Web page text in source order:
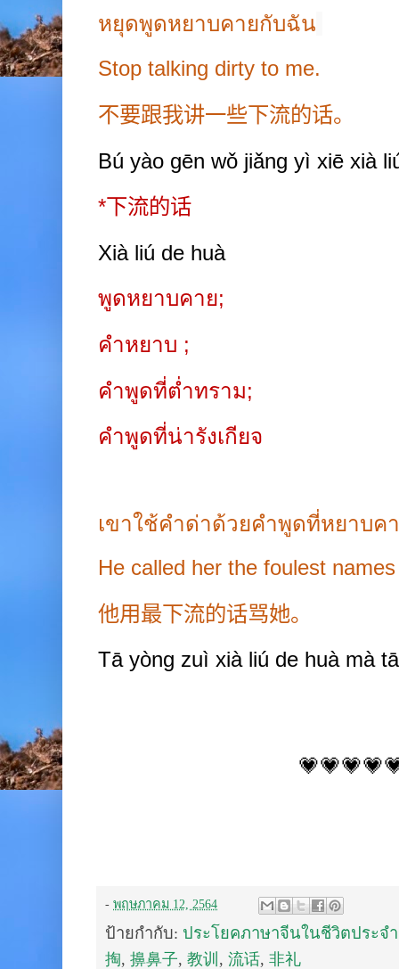
หยุดพูดหยาบคายกับฉัน
Stop talking dirty to me.
不要跟我讲一些下流的话。
Bú yào gēn wǒ jiǎng yì xiē xià
*下流的话
Xià liú de huà
พูดหยาบคาย;
คำหยาบ ;
คำพูดที่ต่ำทราม;
คำพูดที่น่ารังเกียจ
เขาใช้คำด่าด้วยคำพูดที่หยาบค
He called her the foulest
他用最下流的话骂她。
Tā yòng zuì xià liú de huà mà
- พฤษภาคม 12, 2564
ป้ายกำกับ: ประโยคภาษาจีนในชีวิตประจ
掏, 擤鼻子, 教训 , 流话, 非礼